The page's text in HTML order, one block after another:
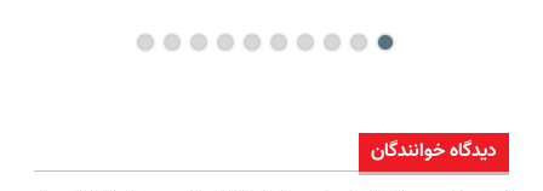
دیدگاه خوانندگان